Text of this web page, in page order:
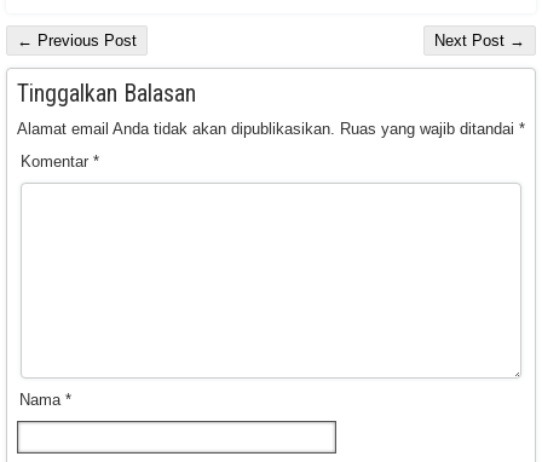
← Previous Post Next Post →
Tinggalkan Balasan
Alamat email Anda tidak akan dipublikasikan. Ruas yang wajib ditandai *
Komentar *
Nama *